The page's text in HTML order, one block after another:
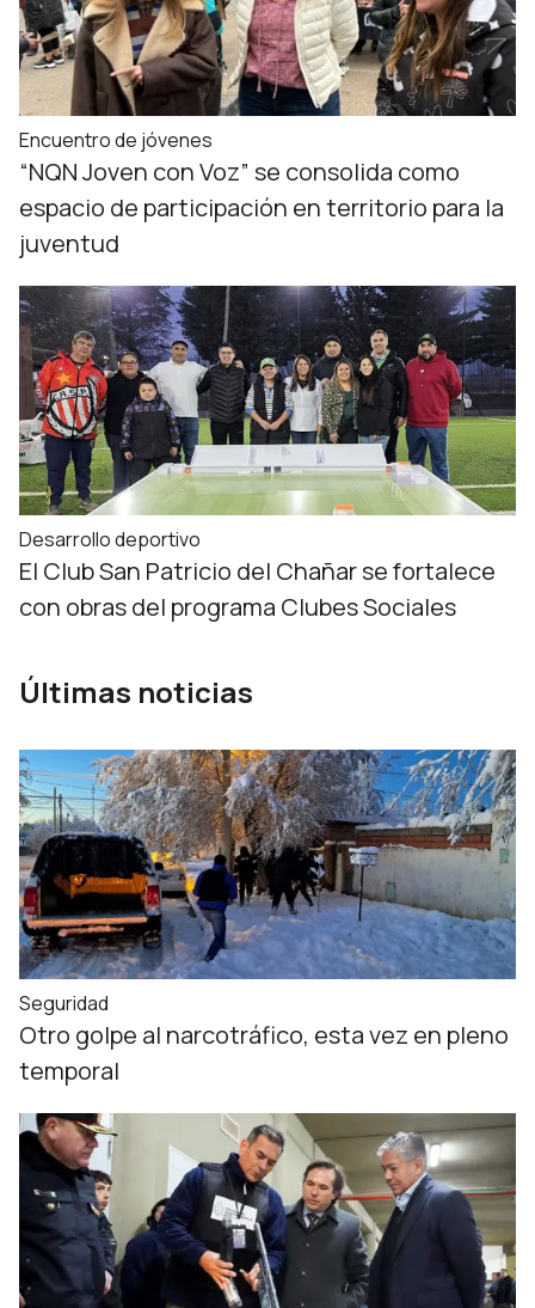
Encuentro de jóvenes
“NQN Joven con Voz” se consolida como
espacio de participación en territorio para la
juventud
Desarrollo deportivo
El Club San Patricio del Chañar se fortalece
con obras del programa Clubes Sociales
Últimas noticias
Seguridad
Otro golpe al narcotráfico, esta vez en pleno
temporal